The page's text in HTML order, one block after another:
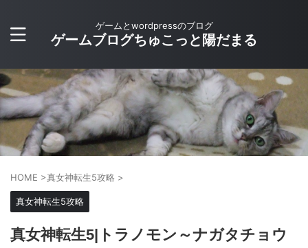
ゲームとwordpressのブログ
ゲームブログちゅこっと陽だまる
HOME >真女神転生5攻略 >
真女神転生5攻略
真女神転生5|トラノモン～ナガタチョウ